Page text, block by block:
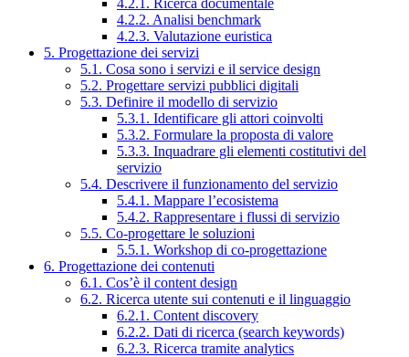
4.2.1. Ricerca documentale
4.2.2. Analisi benchmark
4.2.3. Valutazione euristica
5. Progettazione dei servizi
5.1. Cosa sono i servizi e il service design
5.2. Progettare servizi pubblici digitali
5.3. Definire il modello di servizio
5.3.1. Identificare gli attori coinvolti
5.3.2. Formulare la proposta di valore
5.3.3. Inquadrare gli elementi costitutivi del
servizio
5.4. Descrivere il funzionamento del servizio
5.4.1. Mappare l’ecosistema
5.4.2. Rappresentare i flussi di servizio
5.5. Co-progettare le soluzioni
5.5.1. Workshop di co-progettazione
6. Progettazione dei contenuti
6.1. Cos’è il content design
6.2. Ricerca utente sui contenuti e il linguaggio
6.2.1. Content discovery
6.2.2. Dati di ricerca (search keywords)
6.2.3. Ricerca tramite analytics